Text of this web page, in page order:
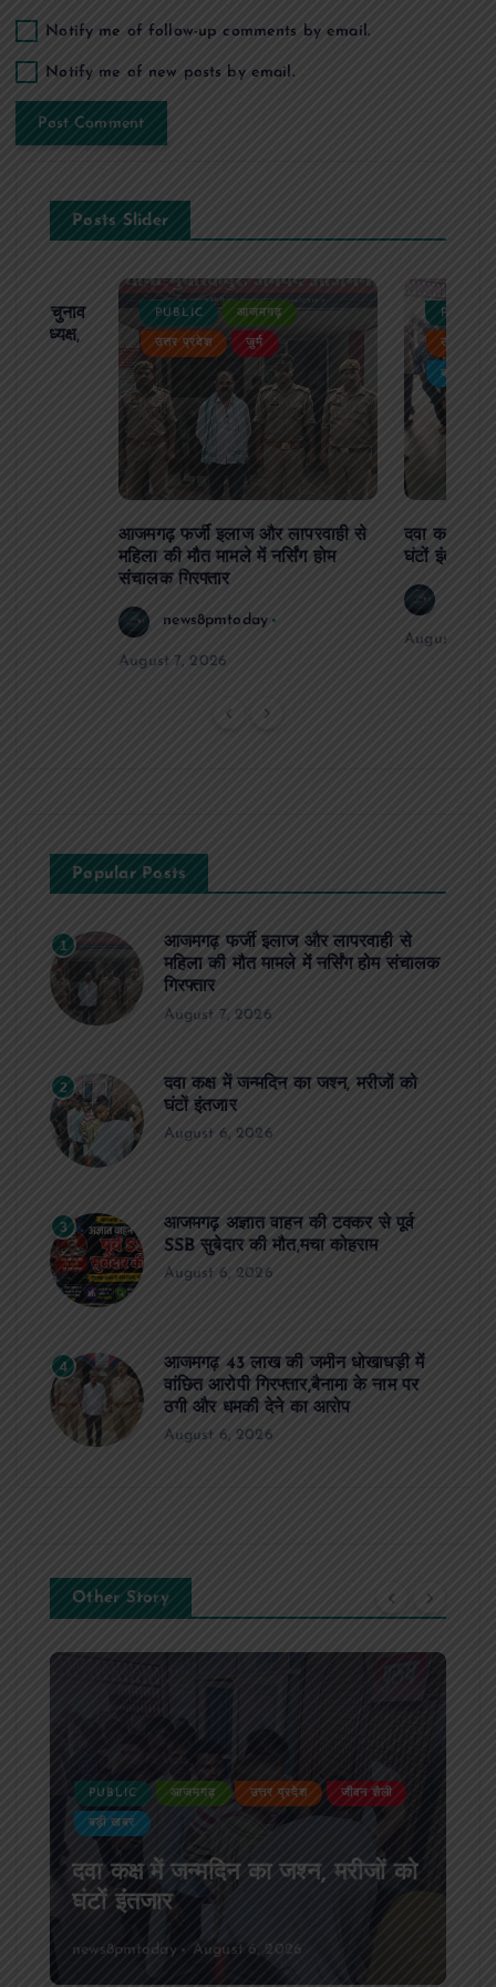
Notify me of follow-up comments by email.
Notify me of new posts by email.
Posts Slider
का चुनाव
बने अध्यक्ष,
PUBLIC आजमगढ़
उत्तर प्रदेश जुर्म
आजमगढ़ फर्जी इलाज और लापरवाही से
महिला की मौत मामले में नर्सिंग होम
संचालक गिरफ्तार
news8pmtoday
August 7, 2026
PUBLIC
उत्तर
बड़ी खबर
दवा कक्ष में
घंटों इंतजार
August 6,
Popular Posts
1
आजमगढ़ फर्जी इलाज और लापरवाही से
महिला की मौत मामले में नर्सिंग होम संचालक
गिरफ्तार
August 7, 2026
2
दवा कक्ष में जन्मदिन का जश्न, मरीजों को
घंटों इंतजार
August 6, 2026
3
आजमगढ़ अज्ञात वाहन की टक्कर से पूर्व
SSB सुबेदार की मौत,मचा कोहराम
August 6, 2026
4
आजमगढ़ 43 लाख की जमीन धोखाधड़ी में
वांछित आरोपी गिरफ्तार,बैनामा के नाम पर
ठगी और धमकी देने का आरोप
August 6, 2026
Other Story
PUBLIC आजमगढ़ उत्तर प्रदेश जीवन शैली
बड़ी खबर
दवा कक्ष में जन्मदिन का जश्न, मरीजों को
घंटों इंतजार
news8pmtoday August 6, 2026